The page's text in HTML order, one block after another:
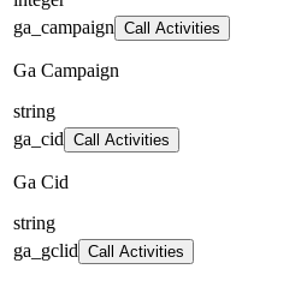
ga_campaign Call Activities
Ga Campaign
string
ga_cid Call Activities
Ga Cid
string
ga_gclid Call Activities